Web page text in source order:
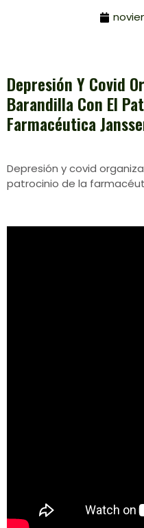
Depresión Y Covid
Barandilla Con El
Farmacéutica
Depresión y covid
patrocinio de la